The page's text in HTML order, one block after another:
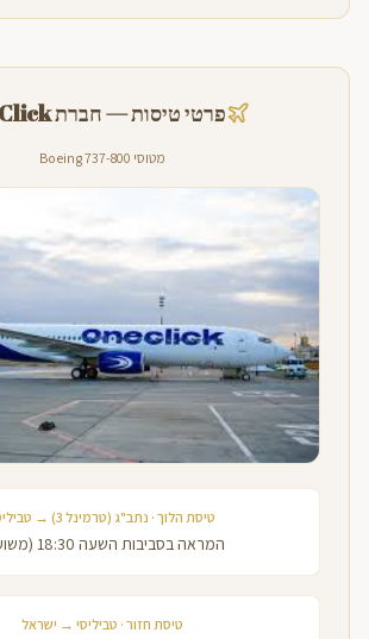
פרטי טיסות — חברת OneClick
מטוסי Boeing 737-800
טיסת הלוך · נתב"ג (טרמינל 3) → טביליסי
המראה בסביבות השעה 18:30 (משוער)
טיסת חזור · טביליסי → ישראל